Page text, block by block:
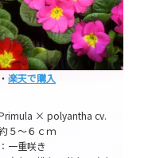
・ 楽天で購入
Primula × polyantha cv.
５～６ｃｍ
：一重咲き